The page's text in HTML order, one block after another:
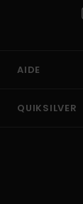
AIDE
QUIKSILVER